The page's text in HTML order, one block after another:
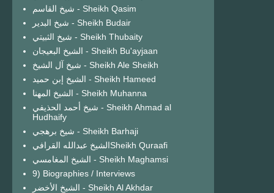
شيخ القاسم - Sheikh Qasim
شيخ البدير - Sheikh Budair
شيخ الثبيتي - Sheikh Thubaity
الشيخ البعيجان - Sheikh Bu'ayjaan
شيخ آل الشيخ - Sheikh Ale Sheikh
الشيخ إبن حميد - Sheikh Hameed
الشيخ المهنا - Sheikh Muhanna
شيخ أحمد الحذيفي - Sheikh Ahmad al
Hudhaify
شيخ برهجي - Sheikh Barhaji
الشيخ عبدالله القرافيSheikh Quraafi
الشيخ المغامسي - Sheikh Maghamsi
9) Biographies / Interviews
الشيخ الأخضر - Sheikh Al Akhdar